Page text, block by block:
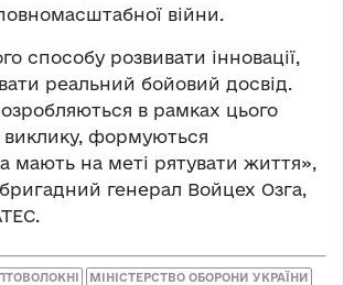
війни.
способу розвивати інновації,
реальний бойовий досвід.
в рамках цього
виклику, формуються
мають на меті рятувати життя»,
генерал Войцех Озга,
МІНІСТЕРСТВО ОБОРОНИ УКРАЇНИ